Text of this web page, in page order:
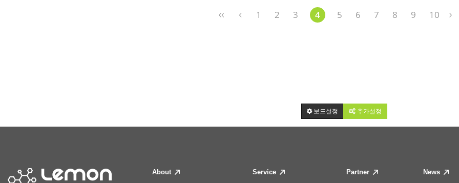
1 2 3 4 5 6 7 8 9 10
보드설정 추가설정
About Service Partner News